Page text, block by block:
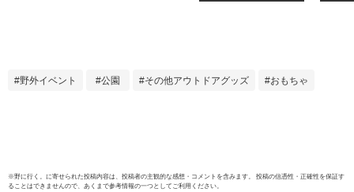
的ゲーム
野外イベント 公園 その他アウトドアグッズ おもちゃ
※野に行く。 に寄せられた投稿内容は、投稿者の主観的な感想・コメントを含みます。 投稿の信憑性・正確性を保証す
ることはできませんので、あくまで参考情報の一つとしてご利用ください。